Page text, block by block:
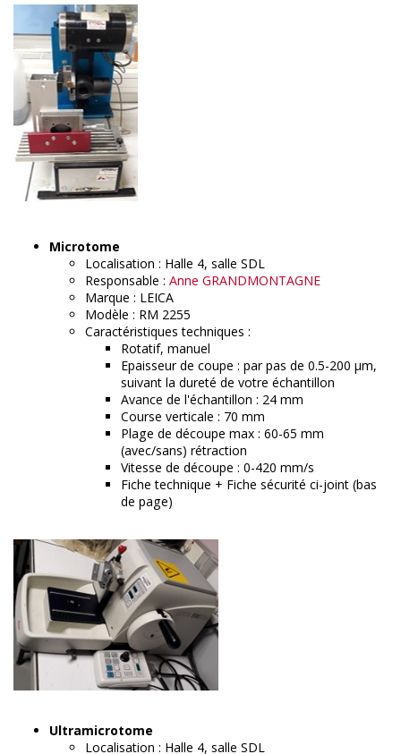
Microtome
Localisation : Halle 4, salle SDL
Responsable : Anne GRANDMONTAGNE
Marque : LEICA
Modèle : RM 2255
Caractéristiques techniques :
Rotatif, manuel
Epaisseur de coupe : par pas de 0.5-200 µm,
suivant la dureté de votre échantillon
Avance de l'échantillon : 24 mm
Course verticale : 70 mm
Plage de découpe max : 60-65 mm
(avec/sans) rétraction
Vitesse de découpe : 0-420 mm/s
Fiche technique + Fiche sécurité ci-joint (bas
de page)
Ultramicrotome
Localisation : Halle 4, salle SDL